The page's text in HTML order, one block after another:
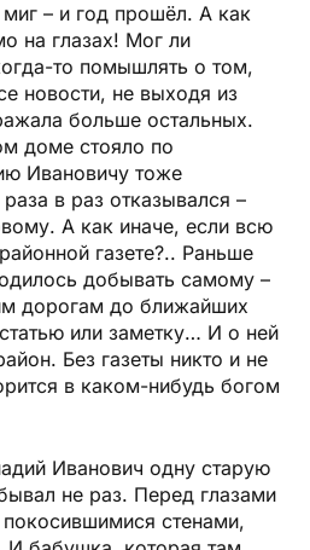
– и год прошёл. А как
на глазах! Мог ли
то помышлять о том,
новости, не выходя из
больше остальных.
доме стояло по
Ивановичу тоже
в раз отказывался –
А как иначе, если всю
газете?.. Раньше
добывать самому –
дорогам до ближайших
или заметку… И о ней
Без газеты никто и не
в каком-нибудь богом
Иванович одну старую
не раз. Перед глазами
стенами,